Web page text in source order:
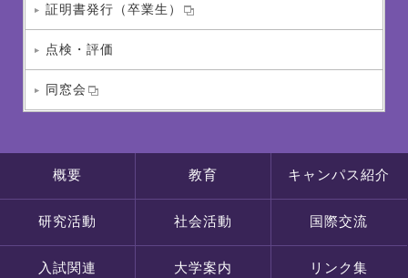
証明書発行（卒業生）
点検・評価
同窓会
概要 教育 キャンパス紹介
研究活動 社会活動 国際交流
入試関連 大学案内 リンク集